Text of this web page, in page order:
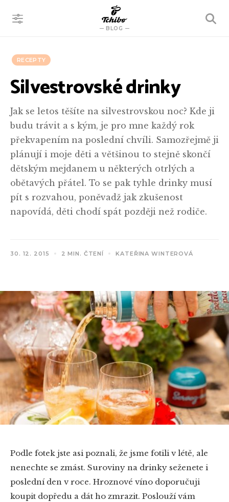
BLOG
VYHLEDÁVÁNÍ
RECEPTY
Silvestrovské drinky
Jak se letos těšíte na silvestrovskou noc? Kde ji
budu trávit a s kým, je pro mne každý rok
překvapením na poslední chvíli. Samozřejmě ji
plánují i moje děti a většinou to stejně skončí
dětským mejdanem u některých otrlých a
obětavých přátel. To se pak tyhle drinky musí
pít s rozvahou, poněvadž jak zkušenost
napovídá, děti chodí spát později než rodiče.
30. 12. 2015 2 MIN. ČTENÍ KATEŘINA WINTEROVÁ
Podle fotek jste asi poznali, že jsme fotili v létě, ale
nenechte se zmást. Suroviny na drinky seženete i
poslední den v roce. Hroznové víno doporučuji
koupit dopředu a dát ho zmrazit. Poslouží vám